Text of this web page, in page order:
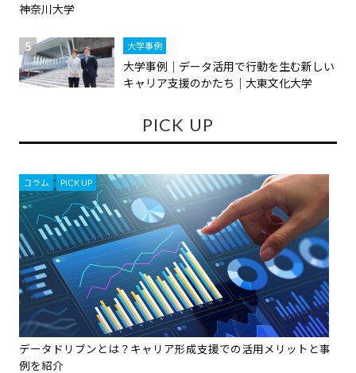
神奈川大学
大学事例
大学事例｜データ活用で行動を生む新しい
キャリア支援のかたち｜大東文化大学
PICK UP
コラム , PICK UP
データドリブンとは？キャリア形成支援での活用メリットと事
例を紹介